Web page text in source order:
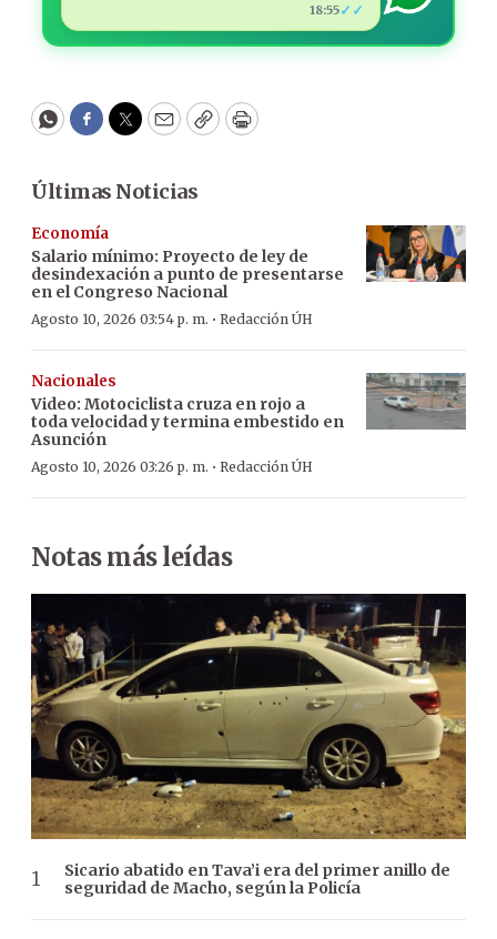
18:55✓✓
WhatsApp
Facebook
Twitter
EmailCopyPrint
Últimas Noticias
Economía
Salario mínimo: Proyecto de ley de
desindexación a punto de presentarse
en el Congreso Nacional
Agosto 10, 2026 03:54 p. m. · Redacción ÚH
Nacionales
Video: Motociclista cruza en rojo a
toda velocidad y termina embestido en
Asunción
Agosto 10, 2026 03:26 p. m. · Redacción ÚH
Notas más leídas
Sicario abatido en Tava’i era del primer anillo de
seguridad de Macho, según la Policía